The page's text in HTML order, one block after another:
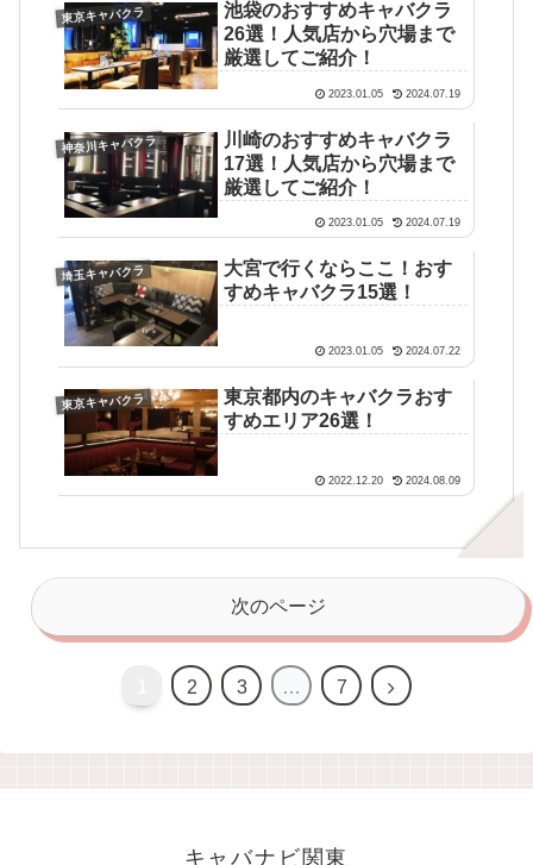
東京キャバクラ
池袋のおすすめキャバクラ
26選！人気店から穴場まで
厳選してご紹介！
2023.01.05 2024.07.19
神奈川キャバクラ
川崎のおすすめキャバクラ
17選！人気店から穴場まで
厳選してご紹介！
2023.01.05 2024.07.19
埼玉キャバクラ
大宮で行くならここ！おす
すめキャバクラ15選！
2023.01.05 2024.07.22
東京キャバクラ
東京都内のキャバクラおす
すめエリア26選！
2022.12.20 2024.08.09
次のページ
2 3 … 7
キャバナビ関東